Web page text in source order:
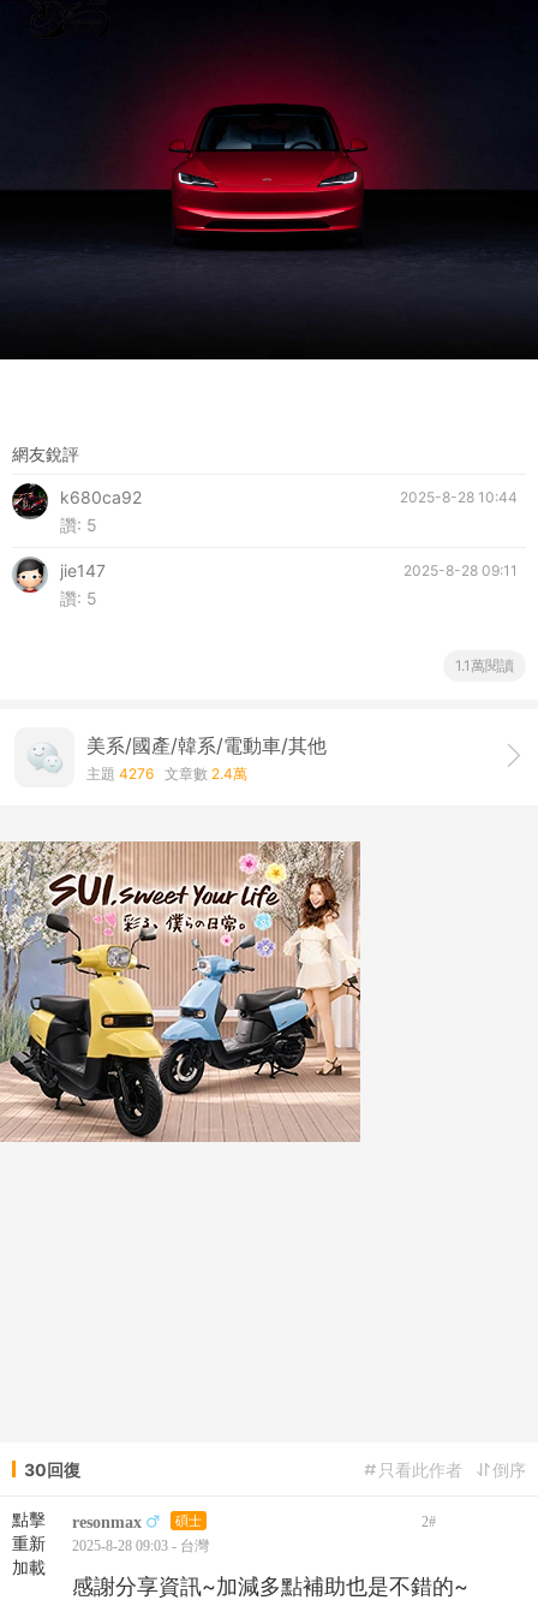
網友銳評
2025-8-28 10:44
k680ca92
讚: 5
2025-8-28 09:11
jie147
讚: 5
1.1萬閱讀
美系/國產/韓系/電動車/其他
主題 4276 文章數 2.4萬
30回復 倒序
只看此作者
點擊
重新
加載
resonmax 碩士 2#
2025-8-28 09:03 - 台灣
感謝分享資訊~加減多點補助也是不錯的~